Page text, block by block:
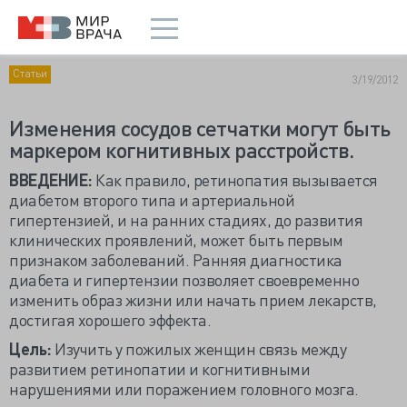
Статьи 3/19/2012
Изменения сосудов сетчатки могут быть
маркером когнитивных расстройств.
ВВЕДЕНИЕ: Как правило, ретинопатия вызывается
диабетом второго типа и артериальной
гипертензией, и на ранних стадиях, до развития
клинических проявлений, может быть первым
признаком заболеваний. Ранняя диагностика
диабета и гипертензии позволяет своевременно
изменить образ жизни или начать прием лекарств,
достигая хорошего эффекта.
Цель: Изучить у пожилых женщин связь между
развитием ретинопатии и когнитивными
нарушениями или поражением головного мозга.